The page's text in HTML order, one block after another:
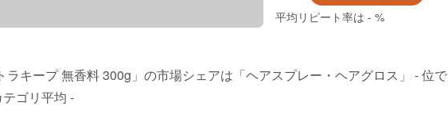
平均リピート率は - %
ラキープ 無香料 300g」の市場シェアは「ヘアスプレー・ヘアグロス」 -位で
ゴリ平均 -